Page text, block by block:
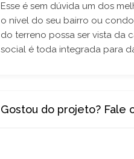
Esse é sem dúvida um dos
o nível do seu bairro ou
do terreno possa ser vista da
social é toda integrada para
Gostou do projeto? Fale